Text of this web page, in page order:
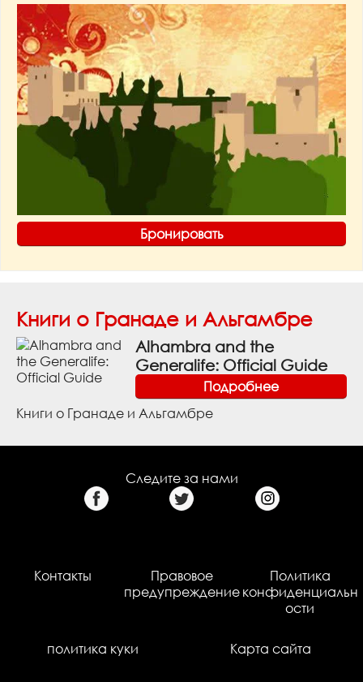
Бронировать
Книги о Гранаде и Альгамбре
Alhambra and the
Generalife: Official Guide
Подробнее
Книги о Гранаде и Альгамбре
Следите за нами
Контакты
Правовое
предупреждение
Политика
конфиденциальн
ости
политика куки Карта сайта